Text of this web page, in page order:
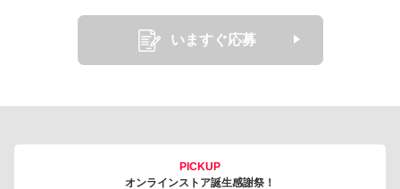
いますぐ応募
PICKUP
オンラインストア誕生感謝祭！